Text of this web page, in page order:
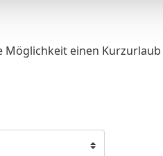
Möglichkeit einen